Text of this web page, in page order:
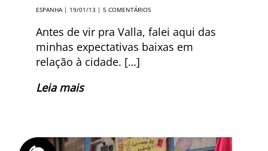
ESPANHA| 19/01/13 | 5 COMENTÁRIOS
Antes de vir pra Valla, falei aqui das
minhas expectativas baixas em
relação à cidade. […]
Leia mais